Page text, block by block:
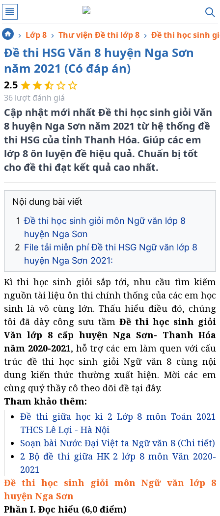
Lớp 8 Thư viện Đề thi lớp 8 Đề thi học sinh
Đề thi HSG Văn 8 huyện Nga Sơn
năm 2021 (Có đáp án)
Cập nhật mới nhất Đề thi học sinh giỏi Văn
8 huyện Nga Sơn năm 2021 từ hệ thống đề
thi HSG của tỉnh Thanh Hóa. Giúp các em
lớp 8 ôn luyện đề hiệu quả. Chuẩn bị tốt
cho đề thi đạt kết quả cao nhất.
2.5
36 lượt đánh giá
Nội dung bài viết
Đề thi học sinh giỏi môn Ngữ văn lớp 8
huyện Nga Sơn
File tải miễn phí Đề thi HSG Ngữ văn lớp 8
huyện Nga Sơn 2021:
Kì thi học sinh giỏi sắp tới, nhu cầu tìm kiếm
nguồn tài liệu ôn thi chính thống của các em học
sinh là vô cùng lớn. Thấu hiểu điều đó, chúng
tôi đã dày công sưu tầm Đề thi học sinh giỏi
Văn lớp 8 cấp huyện Nga Sơn- Thanh Hóa
năm 2020-2021, hỗ trợ các em làm quen với cấu
trúc đề thi học sinh giỏi Ngữ văn 8 cùng nội
dung kiến thức thường xuất hiện. Mời các em
cùng quý thầy cô theo dõi đề tại đây.
Tham khảo thêm:
Đề thi giữa học kì 2 Lớp 8 môn Toán 2021
THCS Lê Lợi - Hà Nội
Soạn bài Nước Đại Việt ta Ngữ văn 8 (Chi tiết)
2 Bộ đề thi giữa HK 2 lớp 8 môn Văn 2020-
2021
Đề thi học sinh giỏi môn Ngữ văn lớp 8
huyện Nga Sơn
Phần I. Đọc hiểu (6,0 điểm)